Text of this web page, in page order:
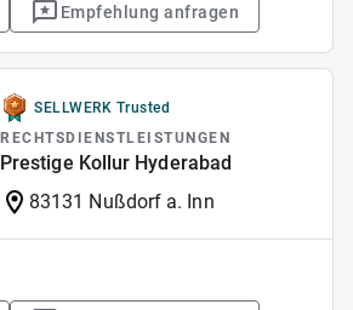
Empfehlung anfragen
SELLWERK Trusted
RECHTSDIENSTLEISTUNGEN
Prestige Kollur Hyderabad
83131 Nußdorf a. Inn